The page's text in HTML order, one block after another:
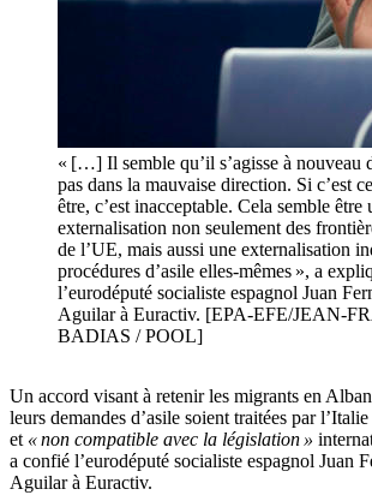
« […] Il semble qu’il s’agisse à nouveau
pas dans la mauvaise direction. Si c’est
être, c’est inacceptable. Cela semble être
externalisation non seulement des
de l’UE, mais aussi une externalisation
procédures d’asile elles-mêmes », a
l’eurodéputé socialiste espagnol Juan
Aguilar à Euractiv. [EPA-EFE/JEAN-
BADIAS / POOL]
Un accord visant à retenir les migrants en
leurs demandes d’asile soient traitées par l’Italie
et « non compatible avec la législation »
a confié l’eurodéputé socialiste espagnol Juan
Aguilar à Euractiv.